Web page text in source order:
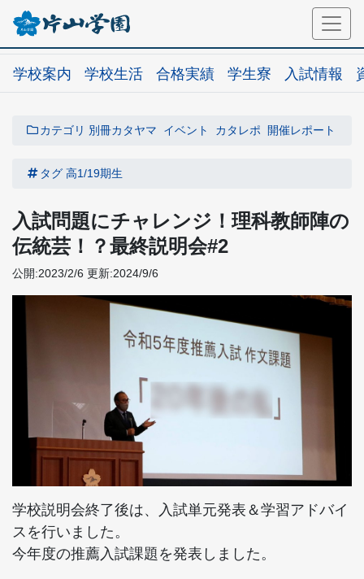
学校案内 学校生活 合格実績 学生寮 入試情報
カテゴリ 別冊カタヤマ イベント カタレポ 開催レポート
タグ 高1/19期生
入試問題にチャレンジ！理科教師陣の
伝統芸！？最終説明会#2
公開:2023/2/6 更新:2024/9/6
学校説明会終了後は、入試単元発表＆学習アドバイ
スを行いました。
今年度の推薦入試課題を発表しました。